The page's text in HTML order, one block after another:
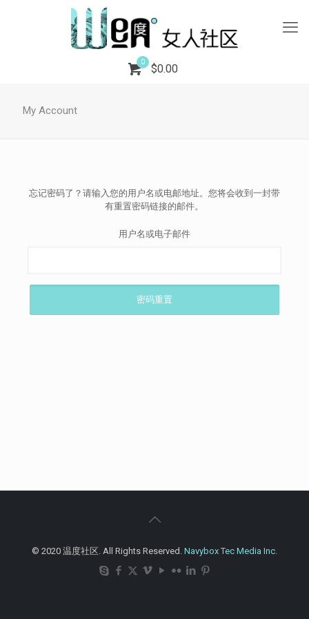
0
$0.00
My Account
忘记密码了？请输入您的用户名或电邮地址。您将会收到一封带
有重置密码链接的邮件。
用户名或电子邮件
密码重置
© 2020 温度社区. All Rights Reserved. Navybox Tec Media Inc.